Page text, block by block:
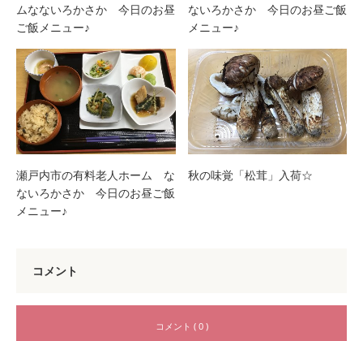
ムなないろかさか 今日のお昼
ご飯メニュー♪
ないろかさか 今日のお昼ご飯
メニュー♪
瀬戸内市の有料老人ホーム な
ないろかさか 今日のお昼ご飯
メニュー♪
秋の味覚「松茸」入荷☆
コメント
コメント ( 0 )